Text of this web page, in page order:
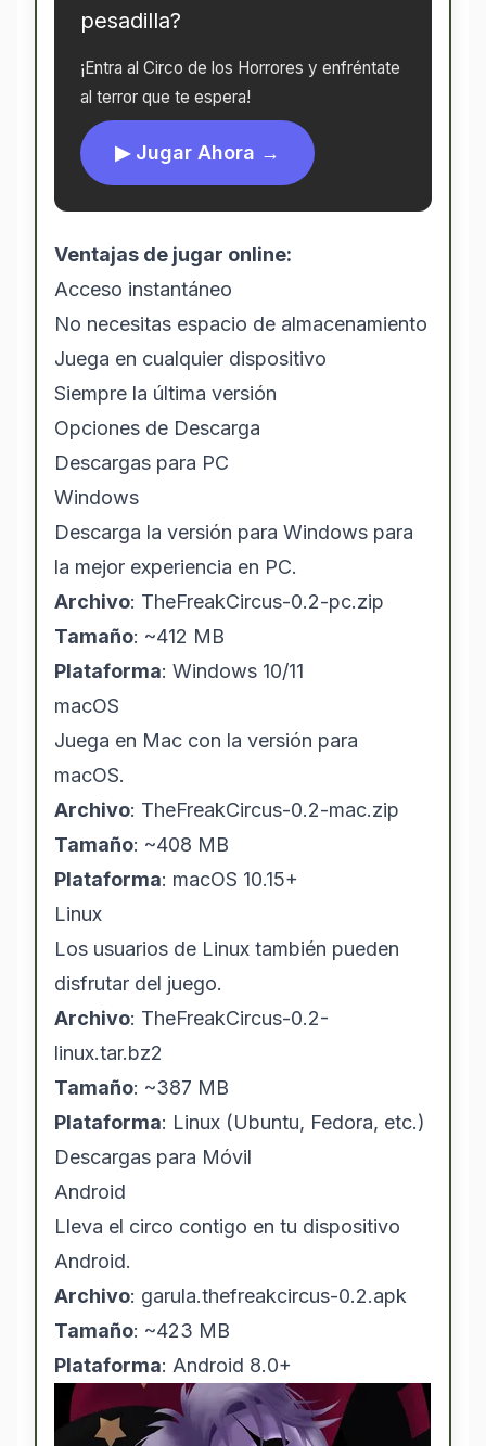
pesadilla?
¡Entra al Circo de los Horrores y enfréntate
al terror que te espera!
▶ Jugar Ahora →
Ventajas de jugar online:
Acceso instantáneo
No necesitas espacio de almacenamiento
Juega en cualquier dispositivo
Siempre la última versión
Opciones de Descarga
Descargas para PC
Windows
Descarga la versión para Windows para
la mejor experiencia en PC.
Archivo: TheFreakCircus-0.2-pc.zip
Tamaño: ~412 MB
Plataforma: Windows 10/11
macOS
Juega en Mac con la versión para
macOS.
Archivo: TheFreakCircus-0.2-mac.zip
Tamaño: ~408 MB
Plataforma: macOS 10.15+
Linux
Los usuarios de Linux también pueden
disfrutar del juego.
Archivo: TheFreakCircus-0.2-
linux.tar.bz2
Tamaño: ~387 MB
Plataforma: Linux (Ubuntu, Fedora, etc.)
Descargas para Móvil
Android
Lleva el circo contigo en tu dispositivo
Android.
Archivo: garula.thefreakcircus-0.2.apk
Tamaño: ~423 MB
Plataforma: Android 8.0+